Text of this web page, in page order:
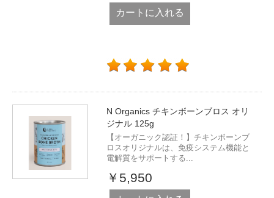
カートに入れる
N Organics チキンボーンブロス オリ
ジナル 125g
【オーガニック認証！】チキンボーンブ
ロスオリジナルは、免疫システム機能と
電解質をサポートする...
￥5,950